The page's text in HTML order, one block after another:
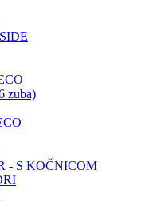
zuba)
- S KOČNICOM